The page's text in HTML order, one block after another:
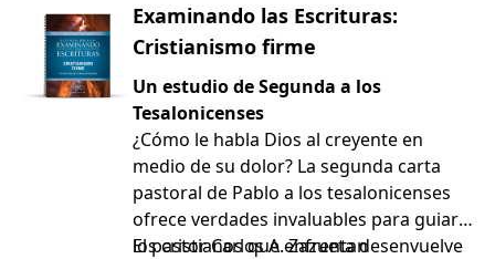
Examinando las Escrituras:
Cristianismo firme
Un estudio de Segunda a los
Tesalonicenses
¿Cómo le habla Dios al creyente en
medio de su dolor? La segunda carta
pastoral de Pablo a los tesalonicenses
ofrece verdades invaluables para guiar a
los cristianos que enfrentan
El pastor Carlos A. Zazueta desenvuelve